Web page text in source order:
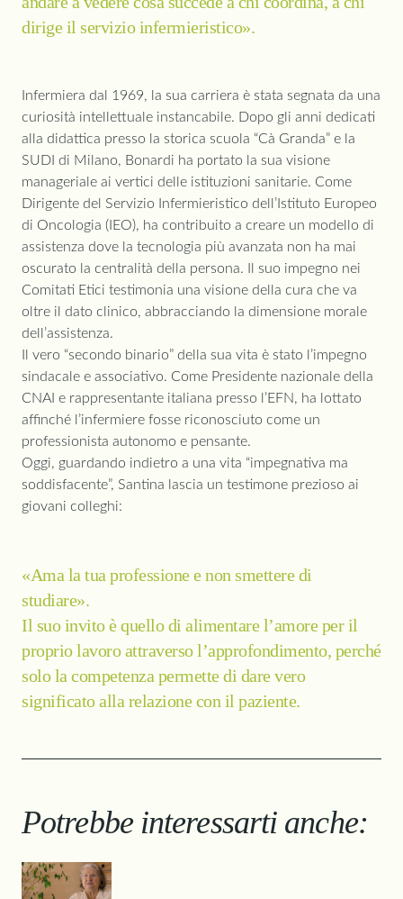
dirige il servizio infermieristico».
Infermiera dal 1969, la sua carriera è stata segnata da una
curiosità intellettuale instancabile. Dopo gli anni dedicati
alla didattica presso la storica scuola “Cà Granda” e la
SUDI di Milano, Bonardi ha portato la sua visione
manageriale ai vertici delle istituzioni sanitarie. Come
Dirigente del Servizio Infermieristico dell’Istituto Europeo
di Oncologia (IEO), ha contribuito a creare un modello di
assistenza dove la tecnologia più avanzata non ha mai
oscurato la centralità della persona. Il suo impegno nei
Comitati Etici testimonia una visione della cura che va
oltre il dato clinico, abbracciando la dimensione morale
dell’assistenza.
Il vero “secondo binario” della sua vita è stato l’impegno
sindacale e associativo. Come Presidente nazionale della
CNAI e rappresentante italiana presso l’EFN, ha lottato
affinché l’infermiere fosse riconosciuto come un
professionista autonomo e pensante.
Oggi, guardando indietro a una vita “impegnativa ma
soddisfacente”, Santina lascia un testimone prezioso ai
giovani colleghi:
«Ama la tua professione e non smettere di
studiare».
Il suo invito è quello di alimentare l’amore per il
proprio lavoro attraverso l’approfondimento, perché
solo la competenza permette di dare vero
significato alla relazione con il paziente.
Potrebbe interessarti anche: